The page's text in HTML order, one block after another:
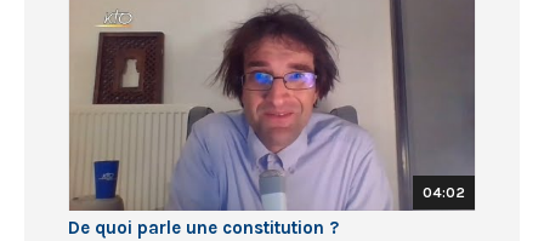
04:02
De quoi parle une constitution ?